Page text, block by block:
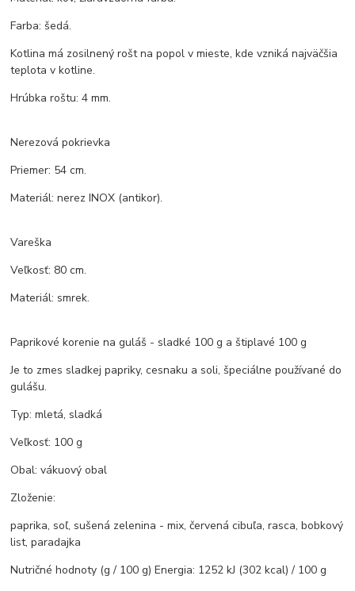
Farba: šedá.
Kotlina má zosilnený rošt na popol v mieste, kde vzniká najväčšia
teplota v kotline.
Hrúbka roštu: 4 mm.
Nerezová pokrievka
Priemer: 54 cm.
Materiál: nerez INOX (antikor).
Vareška
Veľkosť: 80 cm.
Materiál: smrek.
Paprikové korenie na guláš - sladké 100 g a štiplavé 100 g
Je to zmes sladkej papriky, cesnaku a soli, špeciálne používané do
gulášu.
Typ: mletá, sladká
Veľkosť: 100 g
Obal: vákuový obal
Zloženie:
paprika, soľ, sušená zelenina - mix, červená cibuľa, rasca, bobkový
list, paradajka
Nutričné hodnoty (g / 100 g) Energia: 1252 kJ (302 kcal) / 100 g